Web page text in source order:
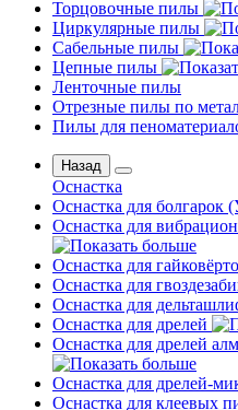
Торцовочные пилы
Циркулярные пилы
Сабельные пилы
Цепные пилы
Ленточные пилы
Отрезные пилы по
Пилы для
Назад
Оснастка
Оснастка для
Оснастка для
Оснастка для
Оснастка для
Оснастка для
Оснастка для дрелей
Оснастка для дрелей
Оснастка для дрелей-
Оснастка для клеевых